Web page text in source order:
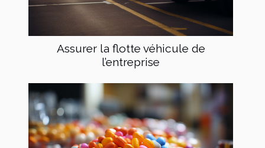
Assurer la flotte véhicule de
l’entreprise